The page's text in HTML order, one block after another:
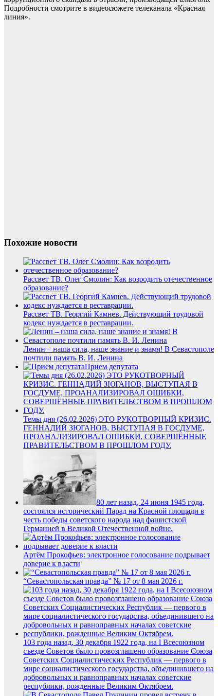
Подробности смотрите в видеосюжете телеканала «Красная
линия».
Похожие новости
Рассвет ТВ. Олег Смолин: Как возродить отечественное
образование?
Рассвет ТВ. Георгий Камнев. Действующий трудовой
кодекс нуждается в реставрации.
Ленин – наша сила, наше знание и знамя! В Севастополе
почтили память В. И. Ленина
Прием депутата
Темы дня (26.02.2026) ЭТО РУКОТВОРНЫЙ КРИЗИС.
ГЕННАДИЙ ЗЮГАНОВ, ВЫСТУПАЯ В ГОСДУМЕ,
ПРОАНАЛИЗИРОВАЛ ОШИБКИ, СОВЕРШЁННЫЕ
ПРАВИТЕЛЬСТВОМ В ПРОШЛОМ ГОДУ.
80 лет назад, 24 июня 1945 года,
состоялся исторический Парад на Красной площади в
честь победы советского народа над фашистской
Германией в Великой Отечественной войне.
Артём Прокофьев: электронное голосование подрывает
доверие к власти
“Севастопольская правда” № 17 от 8 мая 2026 г.
103 года назад, 30 декабря 1922 года, на I Всесоюзном
съезде Советов было провозглашено образование Союза
Советских Социалистических Республик — первого в
мире социалистического государства, объединившего на
добровольных и равноправных началах советские
республики, рожденные Великим Октябрем.